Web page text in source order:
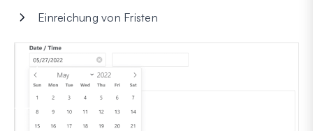
Einreichung von Fristen